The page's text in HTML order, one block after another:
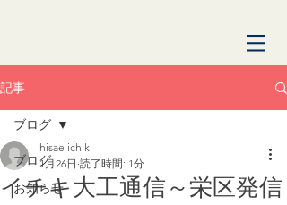
記事
ブログ
お知らせ
ブログ
イチキ大工通信～栄区発信
hisae ichiki
1月26日 読了時間: 1分